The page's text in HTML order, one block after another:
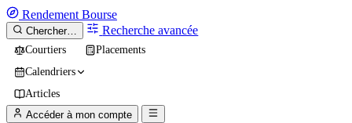
Rendement Bourse
Chercher… Recherche avancée
Courtiers
Placements
Calendriers
Articles
Accéder à mon compte